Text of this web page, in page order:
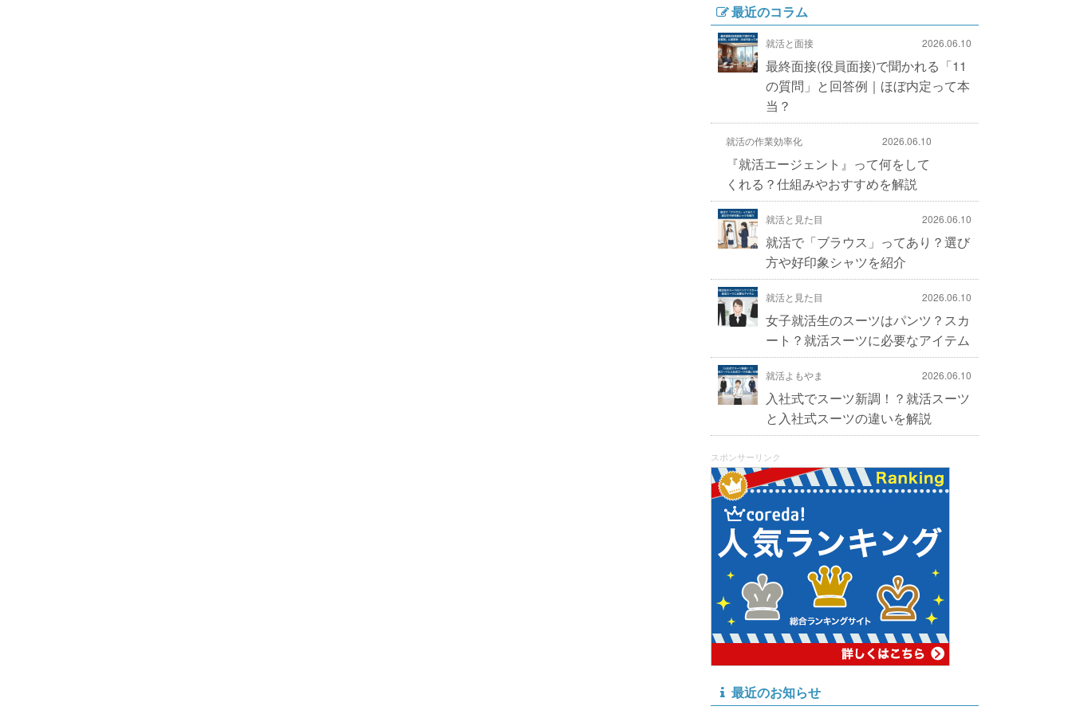
最近のコラム
就活と面接 2026.06.10
最終面接(役員面接)で聞かれる「11
の質問」と回答例｜ほぼ内定って本
当？
就活の作業効率化 2026.06.10
『就活エージェント』って何をして
くれる？仕組みやおすすめを解説
就活と見た目 2026.06.10
就活で「ブラウス」ってあり？選び
方や好印象シャツを紹介
就活と見た目 2026.06.10
女子就活生のスーツはパンツ？スカ
ート？就活スーツに必要なアイテム
就活よもやま 2026.06.10
入社式でスーツ新調！？就活スーツ
と入社式スーツの違いを解説
スポンサーリンク
最近のお知らせ